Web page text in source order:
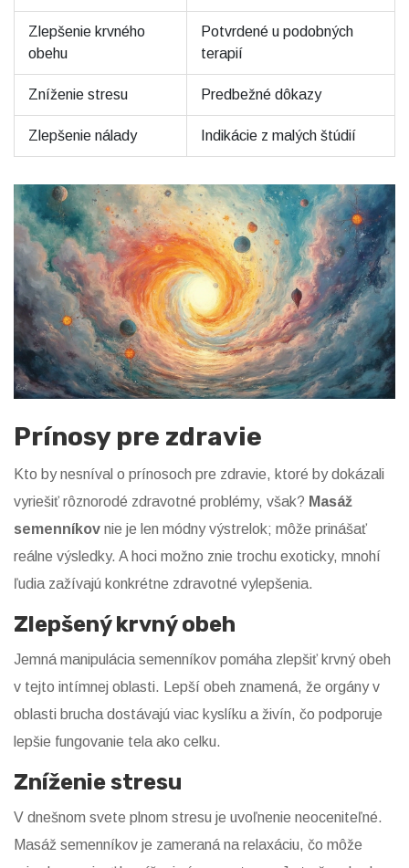
Zlepšenie krvného
obehu
Potvrdené u podobných
terapií
Zníženie stresu Predbežné dôkazy
Zlepšenie nálady Indikácie z malých štúdií
Prínosy pre zdravie
Kto by nesníval o prínosoch pre zdravie, ktoré by dokázali
vyriešiť rôznorodé zdravotné problémy, však? Masáž
semenníkov nie je len módny výstrelok; môže prinášať
reálne výsledky. A hoci možno znie trochu exoticky, mnohí
ľudia zažívajú konkrétne zdravotné vylepšenia.
Zlepšený krvný obeh
Jemná manipulácia semenníkov pomáha zlepšiť krvný obeh
v tejto intímnej oblasti. Lepší obeh znamená, že orgány v
oblasti brucha dostávajú viac kyslíku a živín, čo podporuje
lepšie fungovanie tela ako celku.
Zníženie stresu
V dnešnom svete plnom stresu je uvoľnenie neoceniteľné.
Masáž semenníkov je zameraná na relaxáciu, čo môže